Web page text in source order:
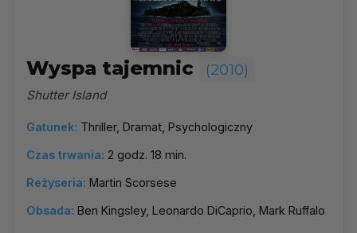
Wyspa tajemnic (2010)
Shutter Island
Gatunek: Thriller, Dramat, Psychologiczny
Czas trwania: 2 godz. 18 min.
Reżyseria: Martin Scorsese
Obsada: Ben Kingsley, Leonardo DiCaprio, Mark Ruffalo